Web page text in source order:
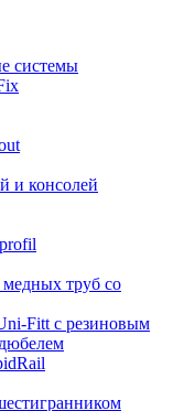
системы
и консолей
труб со
Fitt с резиновым